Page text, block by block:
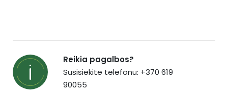
Reikia pagalbos?
Susisiekite telefonu: +370 619
90055